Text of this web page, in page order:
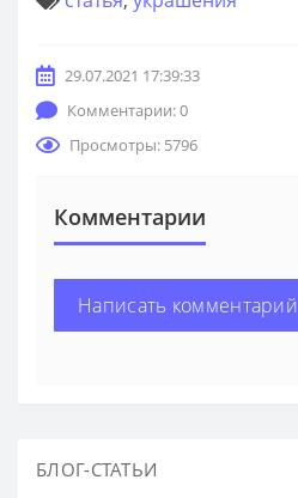
29.07.2021 17:39:33
Комментарии: 0
Просмотры: 5796
Комментарии
Написать комментарий
БЛОГ-СТАТЬИ